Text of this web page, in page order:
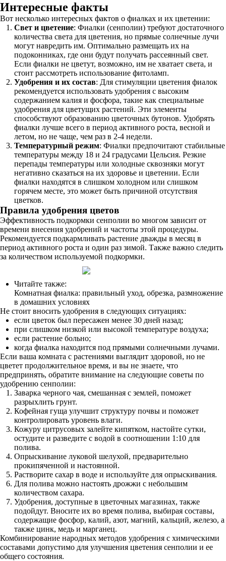
Интересные факты
Вот несколько интересных фактов о фиалках и их цветении:
Свет и цветение: Фиалки (сенполии) требуют достаточного
количества света для цветения, но прямые солнечные лучи
могут навредить им. Оптимально размещать их на
подоконниках, где они будут получать рассеянный свет.
Если фиалки не цветут, возможно, им не хватает света, и
стоит рассмотреть использование фитоламп.
Удобрения и их состав: Для стимуляции цветения фиалок
рекомендуется использовать удобрения с высоким
содержанием калия и фосфора, такие как специальные
удобрения для цветущих растений. Эти элементы
способствуют образованию цветочных бутонов. Удобрять
фиалки лучше всего в период активного роста, весной и
летом, но не чаще, чем раз в 2-4 недели.
Температурный режим: Фиалки предпочитают стабильные
температуры между 18 и 24 градусами Цельсия. Резкие
перепады температуры или холодные сквозняки могут
негативно сказаться на их здоровье и цветении. Если
фиалки находятся в слишком холодном или слишком
горячем месте, это может быть причиной отсутствия
цветков.
Правила удобрения цветов
Эффективность подкормки сенполии во многом зависит от
времени внесения удобрений и частоты этой процедуры.
Рекомендуется подкармливать растение дважды в месяц в
период активного роста и один раз зимой. Также важно следить
за количеством используемой подкормки.
Читайте также:
Комнатная фиалка: правильный уход, обрезка, размножение
в домашних условиях
Не стоит вносить удобрения в следующих ситуациях:
если цветок был пересажен менее 30 дней назад;
при слишком низкой или высокой температуре воздуха;
если растение больно;
когда фиалка находится под прямыми солнечными лучами.
Если ваша комната с растениями выглядит здоровой, но не
цветет продолжительное время, и вы не знаете, что
предпринять, обратите внимание на следующие советы по
удобрению сенполии:
Заварка черного чая, смешанная с землей, поможет
разрыхлить грунт.
Кофейная гуща улучшит структуру почвы и поможет
контролировать уровень влаги.
Кожуру цитрусовых залейте кипятком, настойте сутки,
остудите и разведите с водой в соотношении 1:10 для
полива.
Опрыскивание луковой шелухой, предварительно
прокипяченной и настоянной.
Растворите сахар в воде и используйте для опрыскивания.
Для полива можно настоять дрожжи с небольшим
количеством сахара.
Удобрения, доступные в цветочных магазинах, также
подойдут. Вносите их во время полива, выбирая составы,
содержащие фосфор, калий, азот, магний, кальций, железо, а
также цинк, медь и марганец.
Комбинирование народных методов удобрения с химическими
составами допустимо для улучшения цветения сенполии и ее
общего состояния.